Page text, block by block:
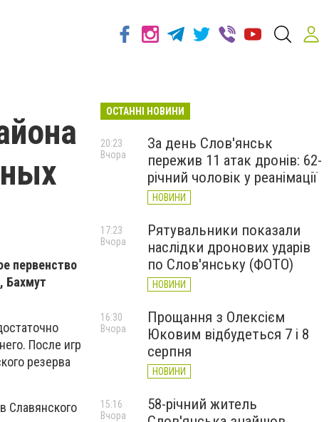
первенство
Бахмут
После игр
резерва
Славянского
ОСТАННІ НОВИНИ
За день Слов'янськ
пережив 11 атак дронів: 62-
річний чоловік у реанімації
НОВИНИ
20:23
Вчора
Рятувальники показали
наслідки дронових ударів
по Слов'янську (ФОТО)
НОВИНИ
17:23
Вчора
Прощання з Олексієм
Юковим відбудеться 7 і 8
серпня
НОВИНИ
16:30
Вчора
58-річний житель
15:16
Вчора